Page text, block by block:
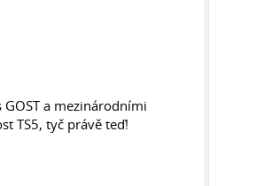
a mezinárodními
TS5, tyč právě teď!